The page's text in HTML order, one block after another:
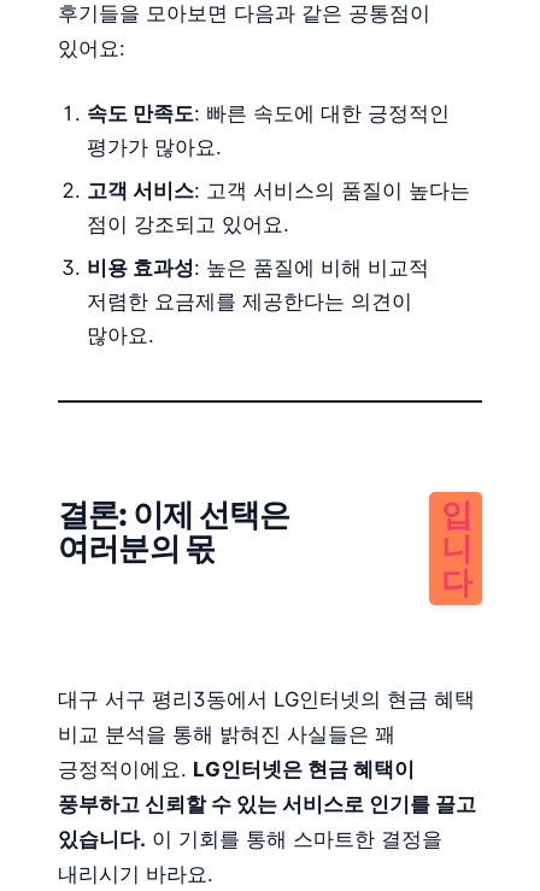
후기들을 모아보면 다음과 같은 공통점이
있어요:
속도 만족도: 빠른 속도에 대한 긍정적인
평가가 많아요.
고객 서비스: 고객 서비스의 품질이 높다는
점이 강조되고 있어요.
비용 효과성: 높은 품질에 비해 비교적
저렴한 요금제를 제공한다는 의견이
많아요.
결론: 이제 선택은
여러분의 몫
입
니
다
대구 서구 평리3동에서 LG인터넷의 현금 혜택
비교 분석을 통해 밝혀진 사실들은 꽤
긍정적이에요. LG인터넷은 현금 혜택이
풍부하고 신뢰할 수 있는 서비스로 인기를 끌고
있습니다. 이 기회를 통해 스마트한 결정을
내리시기 바라요.